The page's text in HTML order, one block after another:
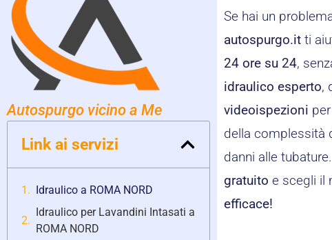
Autospurgo vicino a Me
Link ai servizi
Idraulico a ROMA NORD
Idraulico per Lavandini Intasati a
ROMA NORD
Se hai un
autospurgo.it ti
24 ore su 24,
idraulico esperto,
videoispezioni
della complessità
danni alle
gratuito e scegli il
efficace!